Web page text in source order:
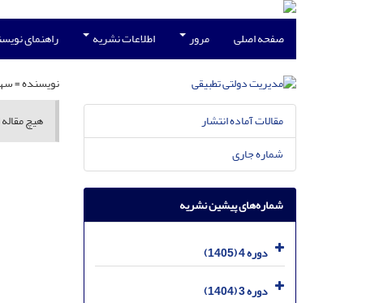
صفحه اصلی مرور اطلاعات نشریه راهنمای
نویسنده =
هیچ
مقالات آماده انتشار
شماره جاری
شماره‌های پیشین نشریه
دوره 4 (1405)
دوره 3 (1404)